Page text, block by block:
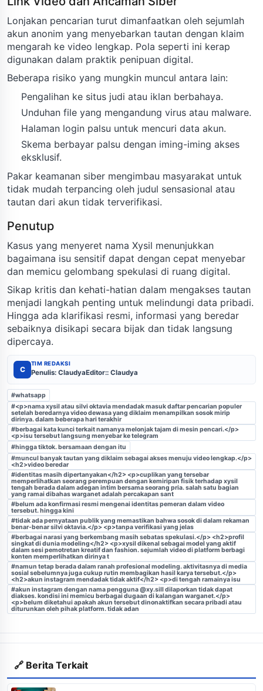
Lonjakan pencarian turut dimanfaatkan oleh sejumlah
akun anonim yang menyebarkan tautan dengan klaim
mengarah ke video lengkap. Pola seperti ini kerap
digunakan dalam praktik penipuan digital.
Beberapa risiko yang mungkin muncul antara lain:
Pengalihan ke situs judi atau iklan berbahaya.
Unduhan file yang mengandung virus atau malware.
Halaman login palsu untuk mencuri data akun.
Skema berbayar palsu dengan iming-iming akses
eksklusif.
Pakar keamanan siber mengimbau masyarakat untuk
tidak mudah terpancing oleh judul sensasional atau
tautan dari akun tidak terverifikasi.
Penutup
Kasus yang menyeret nama Xysil menunjukkan
bagaimana isu sensitif dapat dengan cepat menyebar
dan memicu gelombang spekulasi di ruang digital.
Sikap kritis dan kehati-hatian dalam mengakses tautan
menjadi langkah penting untuk melindungi data pribadi.
Hingga ada klarifikasi resmi, informasi yang beredar
sebaiknya disikapi secara bijak dan tidak langsung
dipercaya.
C
TIM REDAKSI
Penulis: ClaudyaEditor:: Claudya
#whatsapp
#<p>nama xysil atau silvi oktavia mendadak masuk daftar pencarian populer
setelah beredarnya video dewasa yang diklaim menampilkan sosok mirip
dirinya. dalam beberapa hari terakhir
#berbagai kata kunci terkait namanya melonjak tajam di mesin pencari.</p>
<p>isu tersebut langsung menyebar ke telegram
#hingga tiktok. bersamaan dengan itu
#muncul banyak tautan yang diklaim sebagai akses menuju video lengkap.</p>
<h2>video beredar
#identitas masih dipertanyakan</h2> <p>cuplikan yang tersebar
memperlihatkan seorang perempuan dengan kemiripan fisik terhadap xysil
tengah berada dalam adegan intim bersama seorang pria. salah satu bagian
yang ramai dibahas warganet adalah percakapan sant
#belum ada konfirmasi resmi mengenai identitas pemeran dalam video
tersebut. hingga kini
#tidak ada pernyataan publik yang memastikan bahwa sosok di dalam rekaman
benar-benar silvi oktavia.</p> <p>tanpa verifikasi yang jelas
#berbagai narasi yang berkembang masih sebatas spekulasi.</p> <h2>profil
singkat di dunia modeling</h2> <p>xysil dikenal sebagai model yang aktif
dalam sesi pemotretan kreatif dan fashion. sejumlah video di platform berbagi
konten memperlihatkan dirinya t
#namun tetap berada dalam ranah profesional modeling. aktivitasnya di media
sosial sebelumnya juga cukup rutin membagikan hasil karya tersebut.</p>
<h2>akun instagram mendadak tidak aktif</h2> <p>di tengah ramainya isu
#akun instagram dengan nama pengguna @xy.sill dilaporkan tidak dapat
diakses. kondisi ini memicu berbagai dugaan di kalangan warganet.</p>
<p>belum diketahui apakah akun tersebut dinonaktifkan secara pribadi atau
diturunkan oleh pihak platform. tidak adan
🔗 Berita Terkait